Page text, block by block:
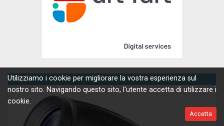
Utilizziamo i cookie per migliorare la vostra esperienza sul
nostro sito. Navigando questo sito, l'utente accetta di utilizzare i
cookie.
Accetta
News